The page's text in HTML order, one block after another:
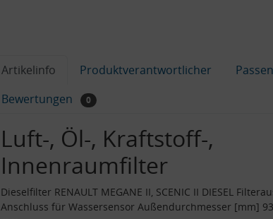
Artikelinfo Produktverantwortlicher
Bewertungen
0
Luft-, Öl-, Kraftstoff-,
Innenraumfilter
Dieselfilter RENAULT MEGANE II, SCENIC II DIESEL
Anschluss für Wassersensor Außendurchmesser [mm]